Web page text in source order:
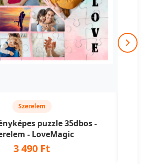
Szerelem
puzzle 35dbos -
Szerelem - LoveMagic
3 490 Ft